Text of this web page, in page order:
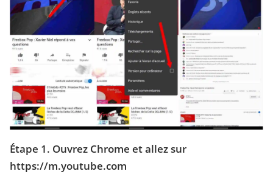
Étape 1. Ouvrez Chrome et allez sur
https://m.youtube.com